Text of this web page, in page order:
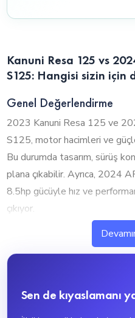
Kanuni Resa 125 vs
S125: Hangisi sizin için
Genel Değerlendirme
2023 Kanuni Resa 125 ve
S125, motor hacimleri ve
Bu durumda tasarım, sürüş
plana çıkabilir. Ayrıca, 2024
8.5hp gücüyle hız ve
çıkıyor.
1. Silindir Hacmi ve
2023 Kanuni Resa 125 ve
performans sunuyor. Bu
Sen de kıyaslamanı